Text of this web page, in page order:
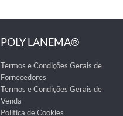
POLY LANEMA®
Termos e Condições Gerais de
Fornecedores
Termos e Condições Gerais de
Venda
Política de Cookies